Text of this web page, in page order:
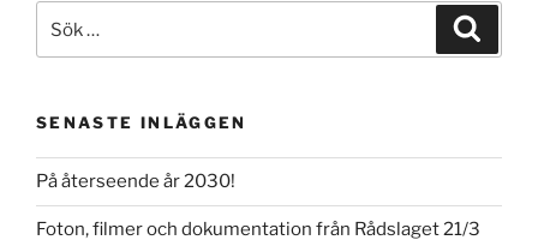
efter:
SENASTE INLÄGGEN
På återseende år 2030!
Foton, filmer och dokumentation från Rådslaget 21/3